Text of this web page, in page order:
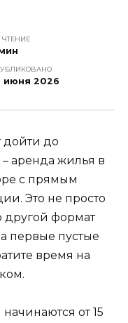
ЧТЕНИЕ
июня 2026
дойти до
аренда жилья в
с прямым
Это не просто
другой формат
первые пустые
время на
от 15